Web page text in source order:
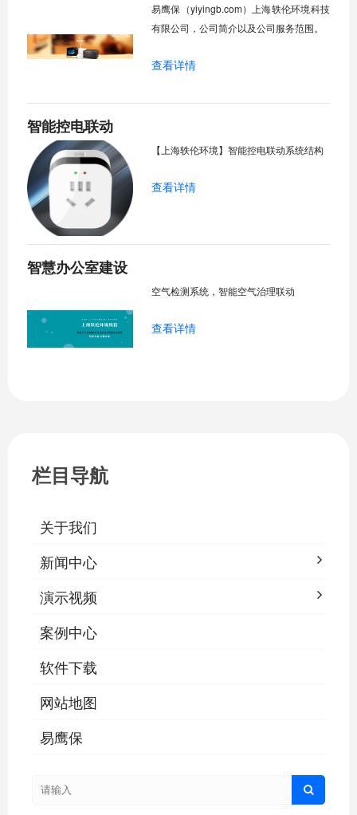
易鹰保（yiyingb.com）上海轶伦环境科技
有限公司，公司简介以及公司服务范围。
查看详情
智能控电联动
【上海轶伦环境】智能控电联动系统结构
查看详情
智慧办公室建设
空气检测系统，智能空气治理联动
查看详情
栏目导航
关于我们
新闻中心
演示视频
案例中心
软件下载
网站地图
易鹰保